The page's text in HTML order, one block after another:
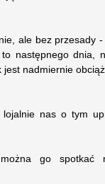
ale bez przesady
następnego dnia,
nadmiernie
nas o tym
go